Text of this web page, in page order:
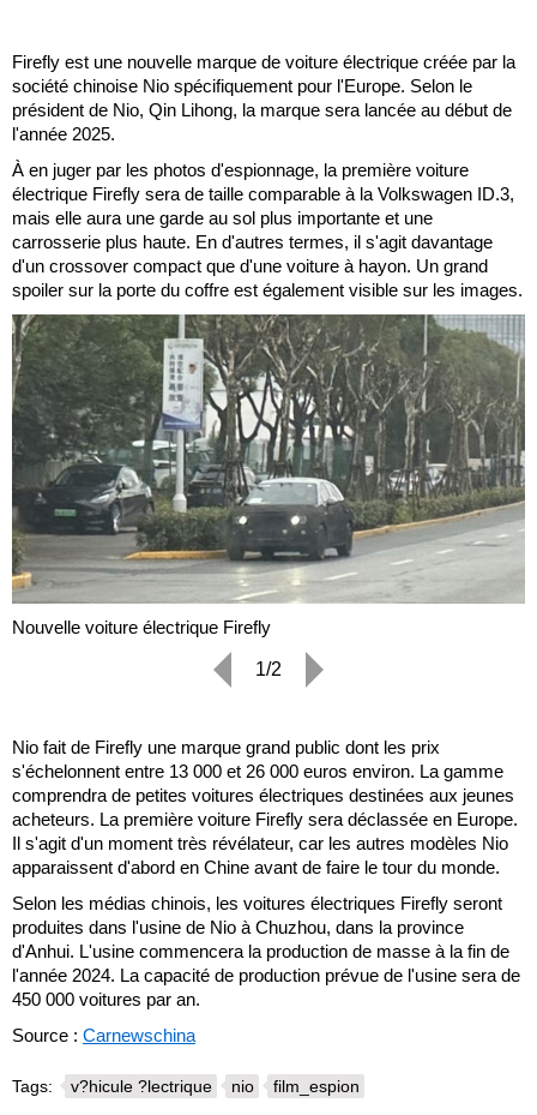
Firefly est une nouvelle marque de voiture électrique créée par la
société chinoise Nio spécifiquement pour l'Europe. Selon le
président de Nio, Qin Lihong, la marque sera lancée au début de
l'année 2025.
À en juger par les photos d'espionnage, la première voiture
électrique Firefly sera de taille comparable à la Volkswagen ID.3,
mais elle aura une garde au sol plus importante et une
carrosserie plus haute. En d'autres termes, il s'agit davantage
d'un crossover compact que d'une voiture à hayon. Un grand
spoiler sur la porte du coffre est également visible sur les images.
Nouvelle voiture électrique Firefly
1/2
Nio fait de Firefly une marque grand public dont les prix
s'échelonnent entre 13 000 et 26 000 euros environ. La gamme
comprendra de petites voitures électriques destinées aux jeunes
acheteurs. La première voiture Firefly sera déclassée en Europe.
Il s'agit d'un moment très révélateur, car les autres modèles Nio
apparaissent d'abord en Chine avant de faire le tour du monde.
Selon les médias chinois, les voitures électriques Firefly seront
produites dans l'usine de Nio à Chuzhou, dans la province
d'Anhui. L'usine commencera la production de masse à la fin de
l'année 2024. La capacité de production prévue de l'usine sera de
450 000 voitures par an.
Source : Carnewschina
Tags: v?hicule ?lectrique nio film_espion